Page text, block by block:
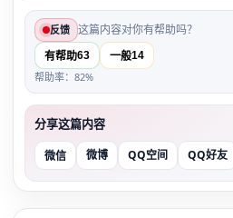
反馈 这篇内容对你有帮助吗？
有帮助63 一般14
帮助率：82%
分享这篇内容
微信 微博 QQ空间 QQ好友